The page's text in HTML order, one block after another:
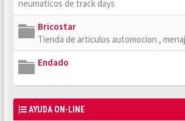
neumaticos de track days
Bricostar
Tienda de articulos automocion ,
Endado
AYUDA ON-LINE